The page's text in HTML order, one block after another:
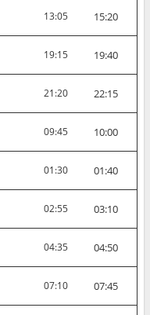
13:05 15:20
19:15 19:40
21:20 22:15
09:45 10:00
01:30 01:40
02:55 03:10
04:35 04:50
07:10 07:45